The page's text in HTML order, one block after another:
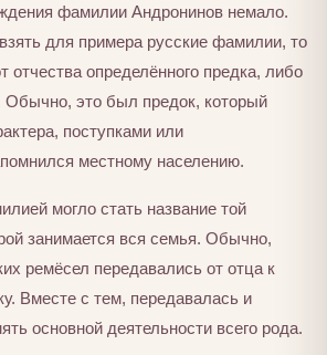
фамилии Андронинов немало.
для примера русские фамилии, то
отчества определённого предка, либо
Обычно, это был предок, который
поступками или
местному населению.
могло стать название той
занимается вся семья. Обычно,
ремёсел передавались от отца к
Вместе с тем, передавалась и
основной деятельности всего рода.